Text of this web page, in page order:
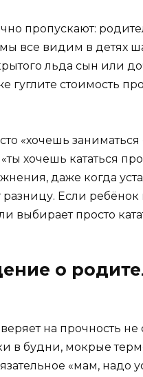
пропускают:
все видим в детях
льда сын или
гуглите стоимость
«хочешь
хочешь кататься
даже когда
разницу. Если
выбирает просто
о
на прочность не
в будни, мокрые
«мам, надо